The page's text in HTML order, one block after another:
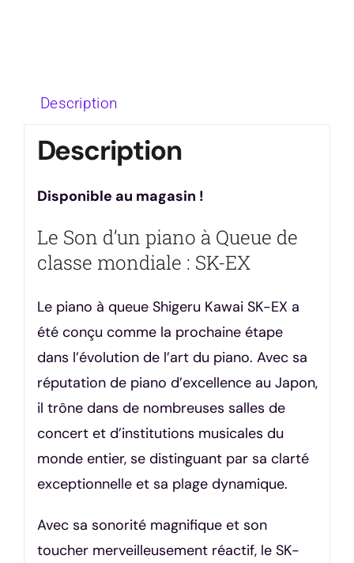
Description
Description
Disponible au magasin !
Le Son d’un piano à Queue de
classe mondiale : SK-EX
Le piano à queue Shigeru Kawai SK-EX a
été conçu comme la prochaine étape
dans l’évolution de l’art du piano. Avec sa
réputation de piano d’excellence au Japon,
il trône dans de nombreuses salles de
concert et d’institutions musicales du
monde entier, se distinguant par sa clarté
exceptionnelle et sa plage dynamique.
Avec sa sonorité magnifique et son
toucher merveilleusement réactif, le SK-